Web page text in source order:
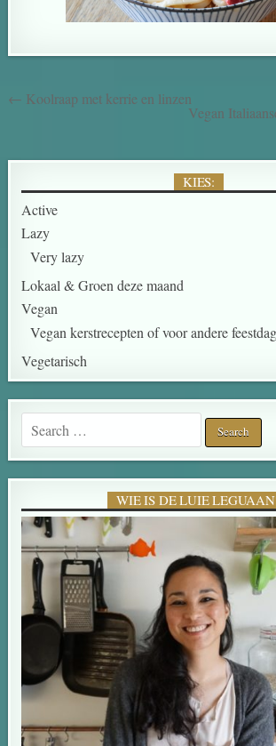
← Koolraap met kerrie en linzen
Vegan
KIES:
Active
Lazy
Very lazy
Lokaal & Groen deze maand
Vegan
Vegan kerstrecepten of voor andere
Vegetarisch
WIE IS DE LUIE